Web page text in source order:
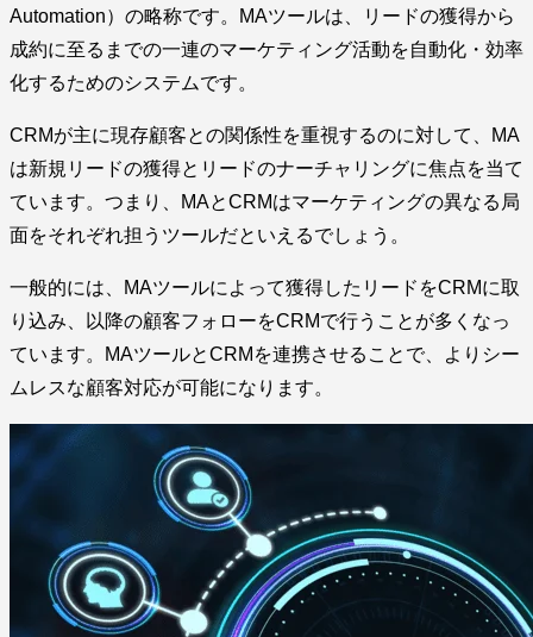
Automation）の略称です。MAツールは、リードの獲得から
成約に至るまでの一連のマーケティング活動を自動化・効率
化するためのシステムです。
CRMが主に現存顧客との関係性を重視するのに対して、MA
は新規リードの獲得とリードのナーチャリングに焦点を当て
ています。つまり、MAとCRMはマーケティングの異なる局
面をそれぞれ担うツールだといえるでしょう。
一般的には、MAツールによって獲得したリードをCRMに取
り込み、以降の顧客フォローをCRMで行うことが多くなっ
ています。MAツールとCRMを連携させることで、よりシー
ムレスな顧客対応が可能になります。